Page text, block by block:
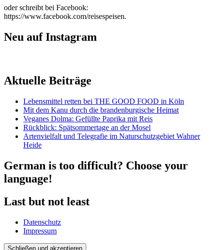
oder schreibt bei Facebook:
https://www.facebook.com/reisespeisen.
Neu auf Instagram
Aktuelle Beiträge
Lebensmittel retten bei THE GOOD FOOD in Köln
Mit dem Kanu durch die brandenburgische Heimat
Veganes Dolma: Gefüllte Paprika mit Reis
Rückblick: Spätsommertage an der Mosel
Artenvielfalt und Telegrafie im Naturschutzgebiet Wahner
Heide
German is too difficult? Choose your
language!
Last but not least
Datenschutz
Impressum